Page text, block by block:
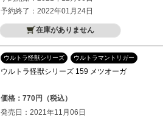
予約終了：2022年01月24日
在庫がありません
ウルトラ怪獣シリーズ ウルトラマントリガー
ウルトラ怪獣シリーズ 159 メツオーガ
価格：770円（税込）
発売日：2021年11月06日